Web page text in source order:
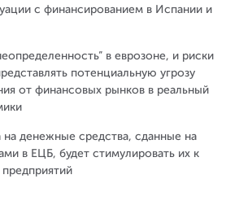
с финансированием в Испании и
в еврозоне, и риски
потенциальную угрозу
от финансовых рынков в реальный
на денежные средства, сданные на
в ЕЦБ, будет стимулировать их к